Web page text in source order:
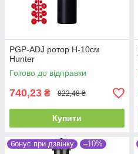
PGP-ADJ ротор H-10см
Hunter
Готово до відправки
740,23 ₴ 822,48 ₴
Купити
бонус при дзвінку –10%